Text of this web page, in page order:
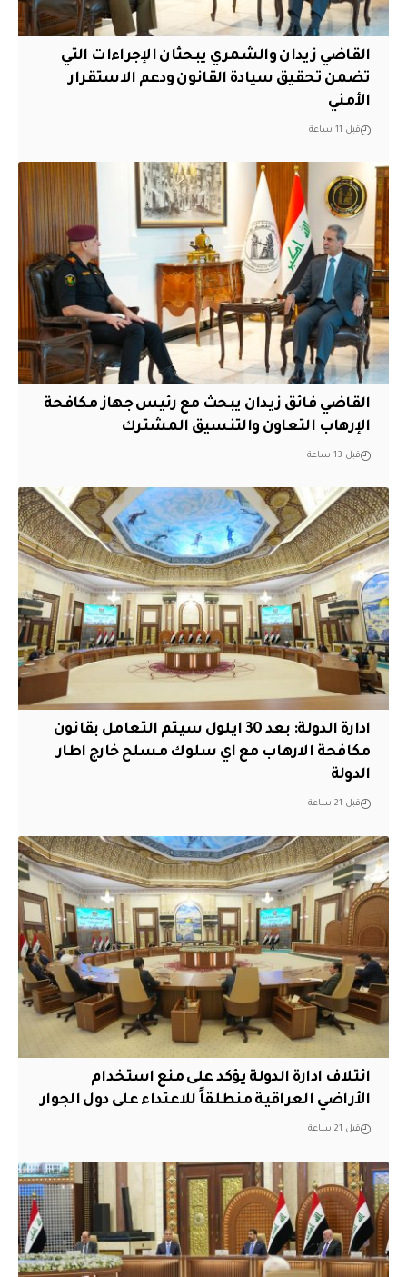
القاضي زيدان والشمري يبحثان الإجراءات التي
تضمن تحقيق سيادة القانون ودعم الاستقرار
الأمني
قبل 11 ساعة
القاضي فائق زيدان يبحث مع رئيس جهاز مكافحة
الإرهاب التعاون والتنسيق المشترك
قبل 13 ساعة
ادارة الدولة: بعد 30 ايلول سيتم التعامل بقانون
مكافحة الارهاب مع اي سلوك مسلح خارج اطار
الدولة
قبل 21 ساعة
ائتلاف ادارة الدولة يؤكد على منع استخدام
الأراضي العراقية منطلقاً للاعتداء على دول الجوار
قبل 21 ساعة